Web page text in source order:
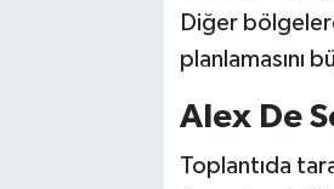
Diğer
planlamasını
Alex De
Toplantıda